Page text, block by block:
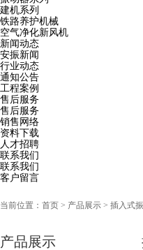
建机系列
铁路养护机械
空气净化新风机
新闻动态
安振新闻
行业动态
通知公告
工程案例
售后服务
售后服务
销售网络
资料下载
人才招聘
联系我们
联系我们
客户留言
当前位置： 首页 > 产品展示 > 插入式
产品展示